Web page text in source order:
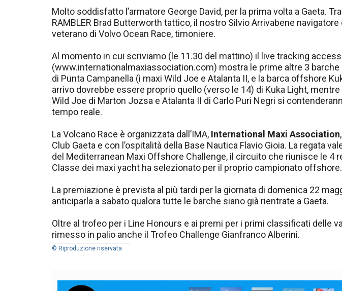
Molto soddisfatto l’armatore George David, per la prima volta a Gaeta.
RAMBLER Brad Butterworth tattico, il nostro Silvio Arrivabene navigatore
veterano di Volvo Ocean Race, timoniere.
Al momento in cui scriviamo (le 11.30 del mattino) il live tracking
(www.internationalmaxiassociation.com) mostra le prime altre 3 barche
di Punta Campanella (i maxi Wild Joe e Atalanta II, e la barca offshore
arrivo dovrebbe essere proprio quello (verso le 14) di Kuka Light,
Wild Joe di Marton Jozsa e Atalanta II di Carlo Puri Negri si
tempo reale.
La Volcano Race è organizzata dall’IMA, International Maxi Association
Club Gaeta e con l’ospitalità della Base Nautica Flavio Gioia. La regata
del Mediterranean Maxi Offshore Challenge, il circuito che riunisce le 4
Classe dei maxi yacht ha selezionato per il proprio campionato offshore.
La premiazione è prevista al più tardi per la giornata di domenica 22
anticiparla a sabato qualora tutte le barche siano già rientrate a Gaeta.
Oltre al trofeo per i Line Honours e ai premi per i primi classificati delle
rimesso in palio anche il Trofeo Challenge Gianfranco Alberini.
© Riproduzione riservata